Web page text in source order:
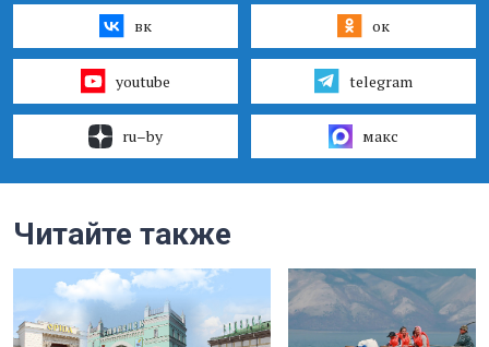
вк ок
youtube telegram
ru–by макс
Читайте также